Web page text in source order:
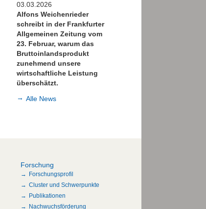
03.03.2026
Alfons Weichenrieder
schreibt in der Frankfurter
Allgemeinen Zeitung vom
23. Februar, warum das
Bruttoinlandsprodukt
zunehmend unsere
wirtschaftliche Leistung
überschätzt.
Alle News
Forschung
Forschungsprofil
Cluster und Schwerpunkte
Publikationen
Nachwuchsförderung